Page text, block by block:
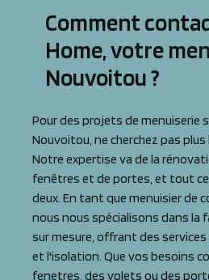
Comment
Home, votre
Nouvoitou ?
Pour des projets de menuiserie
Nouvoitou, ne cherchez pas plus
Notre expertise va de la
fenêtres et de portes, et tout ce
deux. En tant que menuisier de
nous nous spécialisons dans la
sur mesure, offrant des
et l'isolation. Que vos besoins
fenetres, des volets ou des